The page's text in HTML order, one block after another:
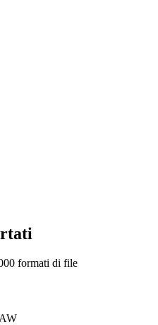
formati di file